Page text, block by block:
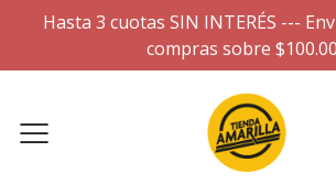
Hasta 3 cuotas SIN INTERÉS ---
compras sobre